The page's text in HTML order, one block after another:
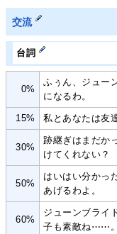
交流
台詞
0%
ふぅん、ジュー
になるわ。
15% 私とあなたは友
30%
跡継ぎはまだか
けてくれない？
50%
はいはい分かっ
あげるわよ。
60%
ジューンブライ
子も素敵ね⋯⋯。